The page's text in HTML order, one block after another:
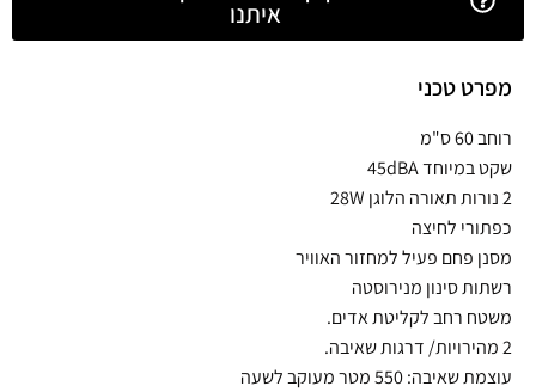
איתנו
מפרט טכני
רוחב 60 ס"מ
שקט במיוחד 45dBA
2 נורות תאורה הלוגן 28W
כפתורי לחיצה
מסנן פחם פעיל למחזור האוויר
רשתות סינון מנירוסטה
משטח רחב לקליטת אדים.
2 מהירויות/ דרגות שאיבה.
עוצמת שאיבה: 550 מטר מעוקב לשעה